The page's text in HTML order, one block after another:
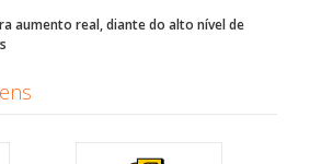
aumento real, diante do alto nível de